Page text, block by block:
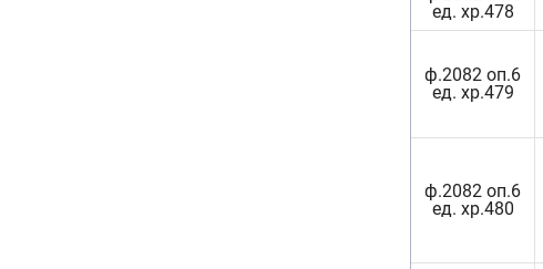
ед. хр.478
ф.2082 оп.6
ед. хр.479
ф.2082 оп.6
ед. хр.480